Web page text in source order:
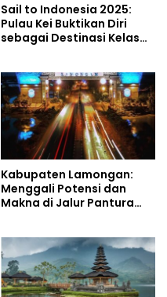
Sail to Indonesia 2025:
Pulau Kei Buktikan Diri
sebagai Destinasi Kelas
Kabupaten Lamongan:
Menggali Potensi dan
Makna di Jalur Pantura